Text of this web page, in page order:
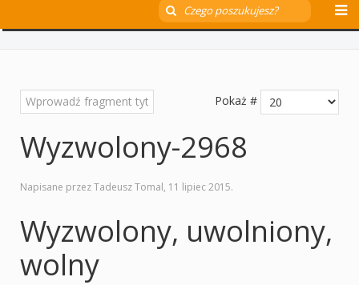
Pokaż #
Wyzwolony-2968
Napisane przez Tadeusz Tomal, 11 lipiec 2015.
Wyzwolony, uwolniony,
wolny